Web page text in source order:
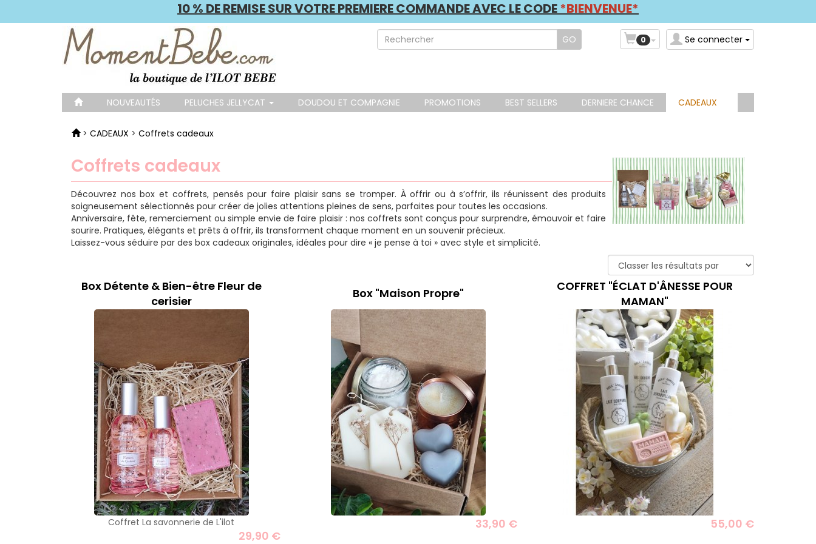
10 % DE REMISE SUR VOTRE PREMIERE COMMANDE AVEC LE CODE*BIENVENUE*
Se connecter
0
NOUVEAUTÉS PELUCHES JELLYCAT DOUDOU ET COMPAGNIE PROMOTIONS BEST SELLERS DERNIERE CHANCE CADEAUX
> CADEAUX > Coffrets cadeaux
Coffrets cadeaux
Découvrez nos box et coffrets, pensés pour faire plaisir sans se tromper. À offrir ou à s’offrir, ils réunissent des produits
soigneusement sélectionnés pour créer de jolies attentions pleines de sens, parfaites pour toutes les occasions.
Anniversaire, fête, remerciement ou simple envie de faire plaisir : nos coffrets sont conçus pour surprendre, émouvoir et faire
sourire. Pratiques, élégants et prêts à offrir, ils transforment chaque moment en un souvenir précieux.
Laissez-vous séduire par des box cadeaux originales, idéales pour dire « je pense à toi » avec style et simplicité.
Box Détente & Bien-être Fleur de
cerisier
Coffret La savonnerie de L'ilot
29,90 €
​​​​​​​Box "Maison Propre"
33,90 €
COFFRET "ÉCLAT D'ÂNESSE POUR
MAMAN"
55,00 €